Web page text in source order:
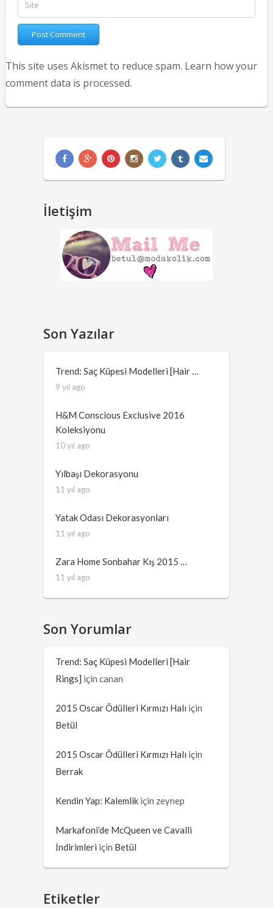
This site uses Akismet to reduce spam. Learn how your
comment data is processed.
İletişim
Son Yazılar
Trend: Saç Küpesi Modelleri [Hair …
9 yıl ago
H&M Conscious Exclusive 2016
Koleksiyonu
10 yıl ago
Yılbaşı Dekorasyonu
11 yıl ago
Yatak Odası Dekorasyonları
11 yıl ago
Zara Home Sonbahar Kış 2015 …
11 yıl ago
Son Yorumlar
Trend: Saç Küpesi Modelleri [Hair
Rings] içincanan
2015 Oscar Ödülleri Kırmızı Halı için
Betül
2015 Oscar Ödülleri Kırmızı Halı için
Berrak
Kendin Yap: Kalemlik için zeynep
Markafoni’de McQueen ve Cavalli
İndirimleri için Betül
Etiketler